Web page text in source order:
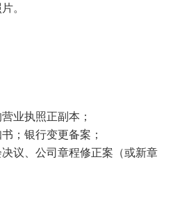
。
业执照正副本；
；银行变更备案；
决议、公司章程修正案（或新章